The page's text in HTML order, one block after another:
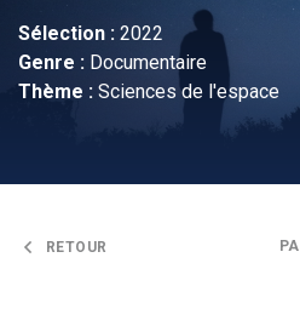
Sélection : 2022
Genre : Documentaire
Thème : Sciences de l'espace
RETOUR